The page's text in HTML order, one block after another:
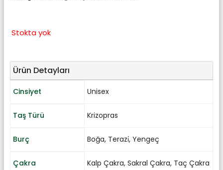
Stokta yok
Ürün Detayları
Cinsiyet Unisex
Taş Türü Krizopras
Burç Boğa, Terazi̇, Yengeç
Çakra Kalp Çakra, Sakral Çakra, Taç Çakra